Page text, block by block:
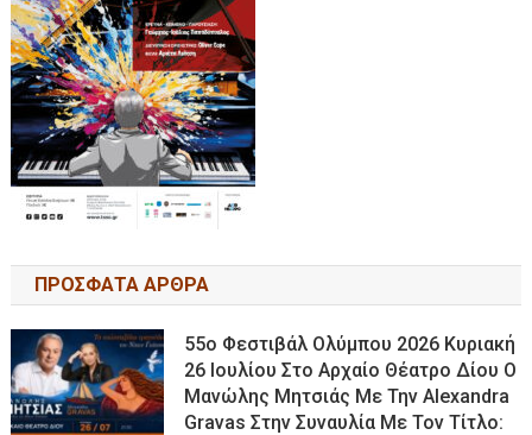
ΠΡΟΣΦΑΤΑ ΑΡΘΡΑ
55ο Φεστιβάλ Ολύμπου 2026 Κυριακή
26 Ιουλίου Στο Αρχαίο Θέατρο Δίου Ο
Μανώλης Μητσιάς Με Την Alexandra
Gravas Στην Συναυλία Με Τον Τίτλο: